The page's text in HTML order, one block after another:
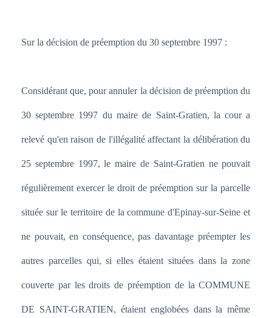
Sur la décision de préemption du 30 septembre 1997 :
Considérant que, pour annuler la décision de préemption du
30 septembre 1997 du maire de Saint-Gratien, la cour a
relevé qu'en raison de l'illégalité affectant la délibération du
25 septembre 1997, le maire de Saint-Gratien ne pouvait
régulièrement exercer le droit de préemption sur la parcelle
située sur le territoire de la commune d'Epinay-sur-Seine et
ne pouvait, en conséquence, pas davantage préempter les
autres parcelles qui, si elles étaient situées dans la zone
couverte par les droits de préemption de la COMMUNE
DE SAINT-GRATIEN, étaient englobées dans la même